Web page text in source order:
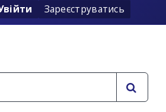
Зареєструватись